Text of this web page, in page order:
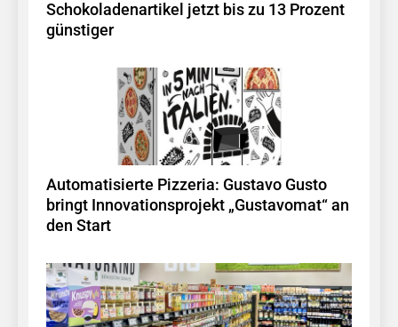
Schokoladenartikel jetzt bis zu 13 Prozent
günstiger
Automatisierte Pizzeria: Gustavo Gusto
bringt Innovationsprojekt „Gustavomat“ an
den Start